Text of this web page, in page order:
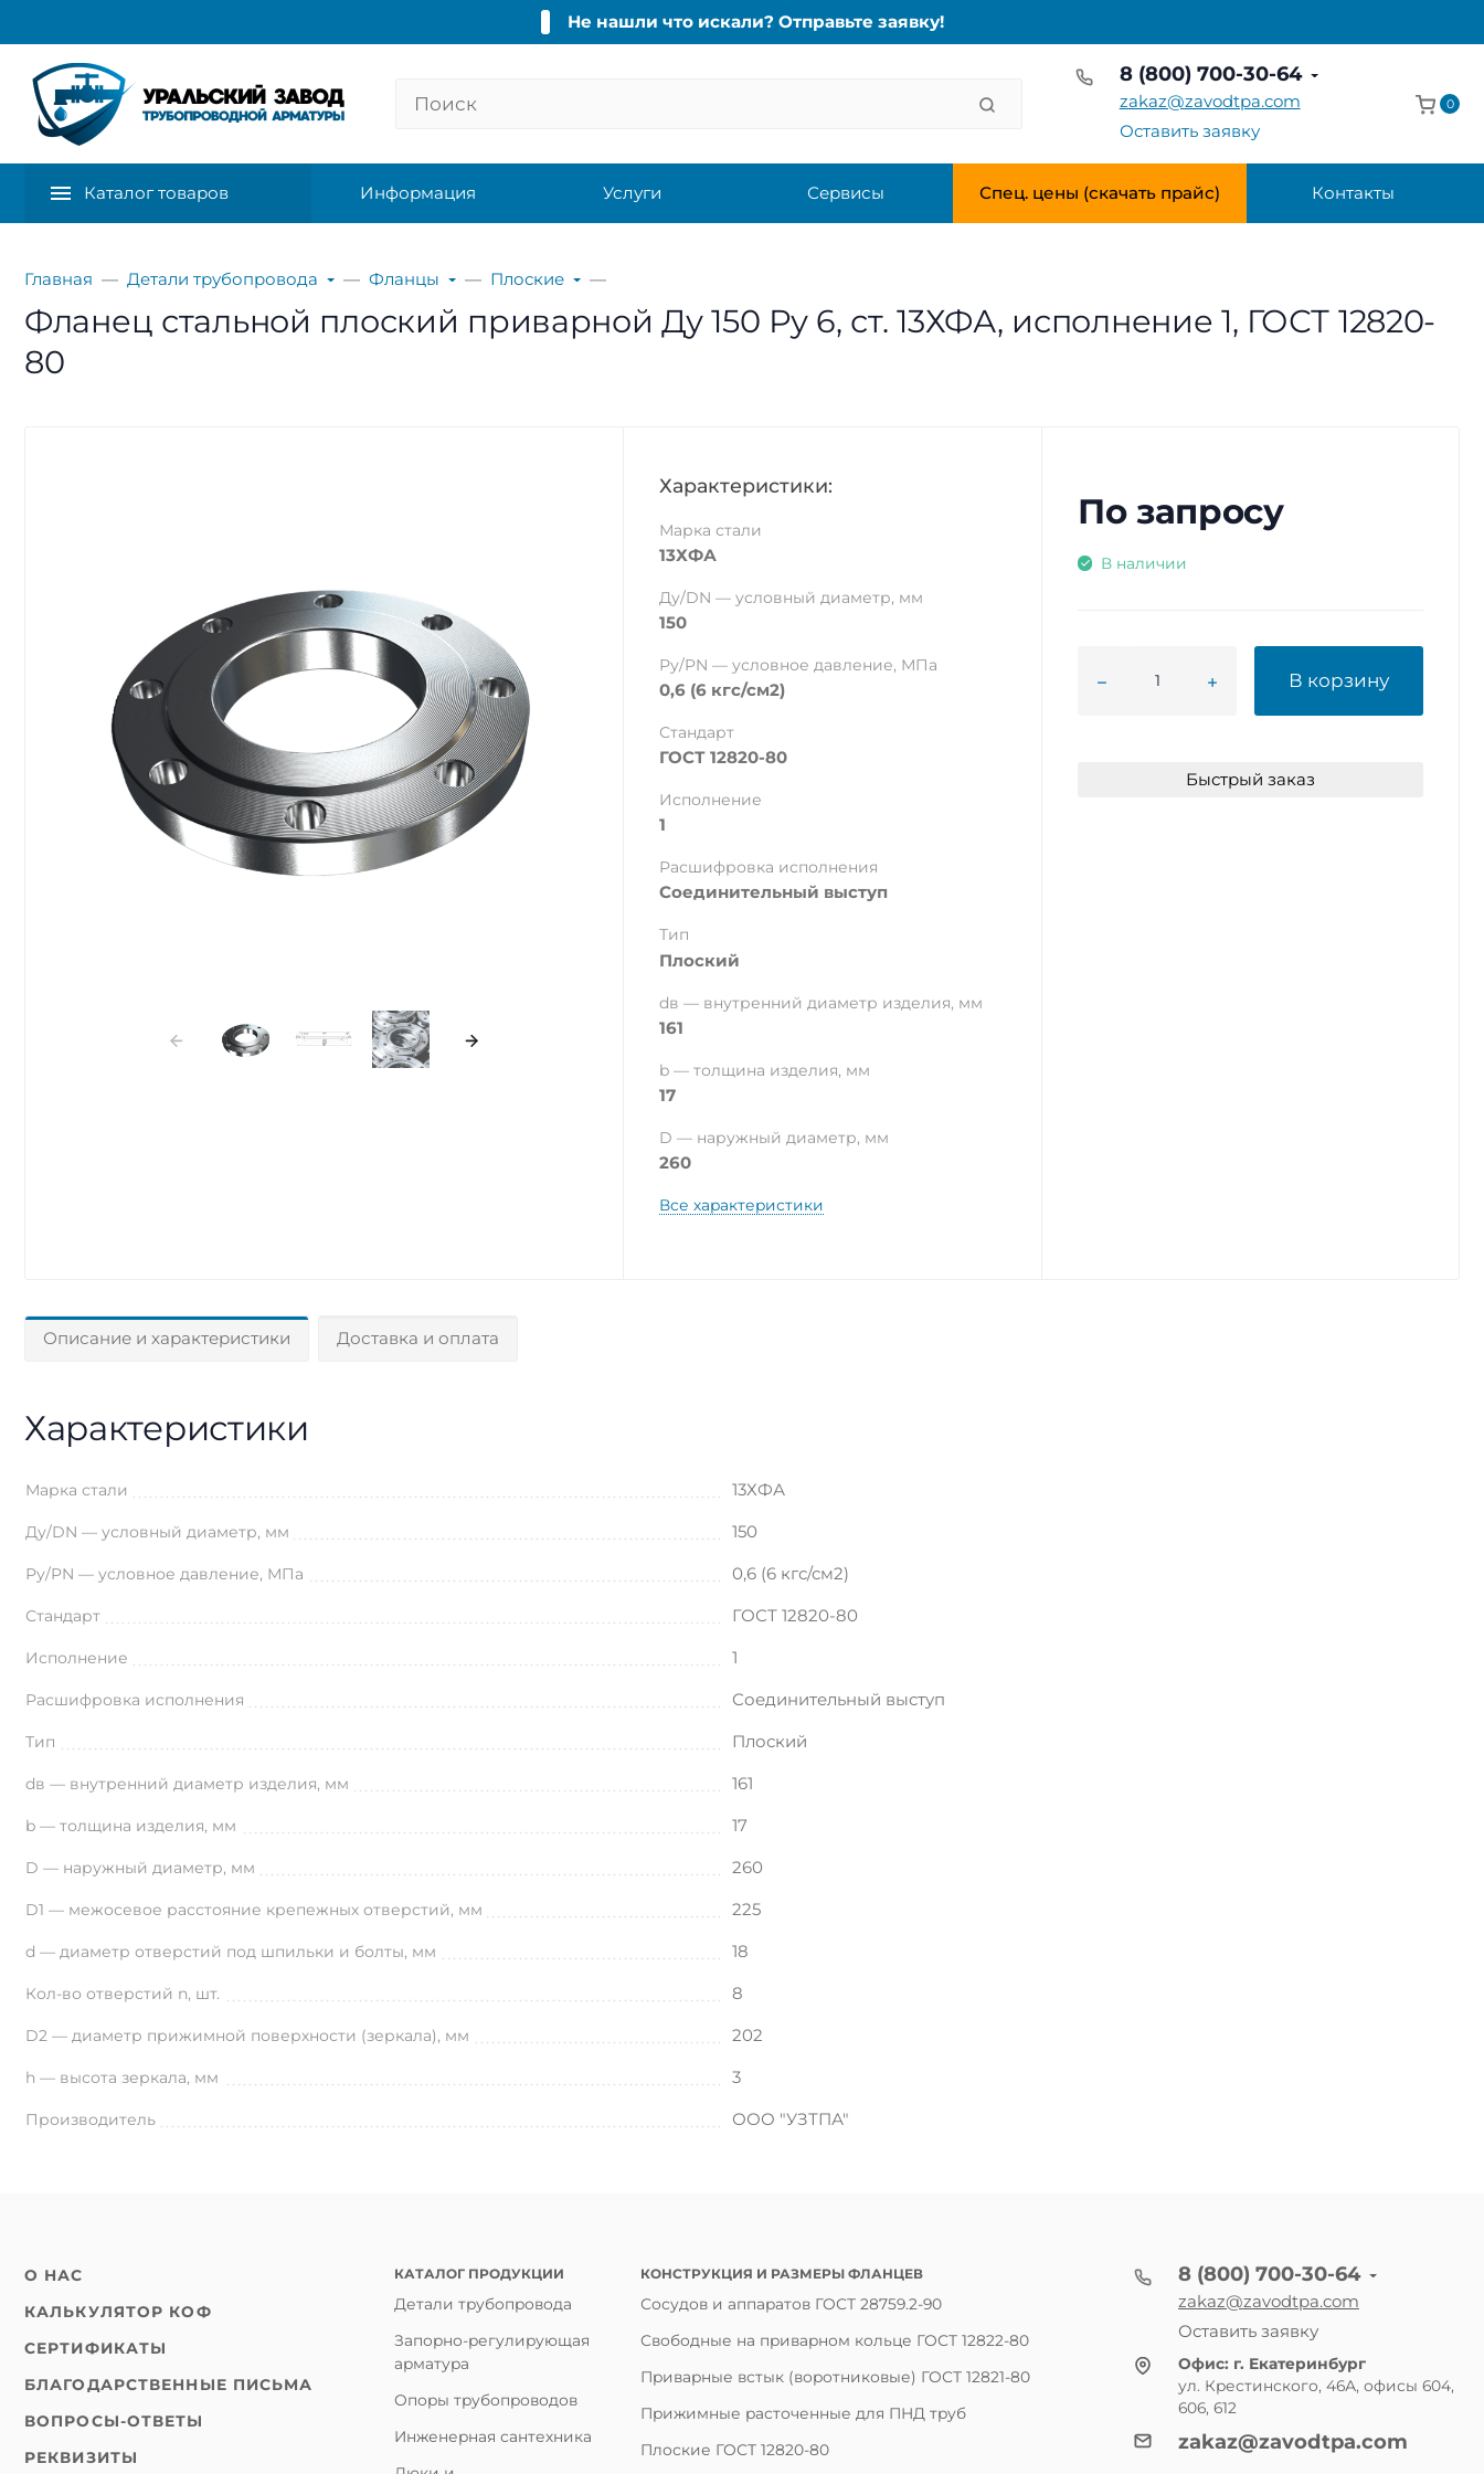
Не нашли что искали? Отправьте заявку!
8 (800) 700-30-64
zakaz@zavodtpa.com
Оставить заявку
0
Каталог товаров Информация Услуги Сервисы Спец. цены (скачать прайс) Контакты
Главная Детали трубопровода Фланцы Плоские
Фланец стальной плоский приварной Ду 150 Ру 6, ст. 13ХФА, исполнение 1, ГОСТ 12820-
80
Характеристики:
Марка стали
13ХФА
Ду/DN — условный диаметр, мм
150
Ру/PN — условное давление, МПа
0,6 (6 кгс/см2)
Стандарт
ГОСТ 12820-80
Исполнение
1
Расшифровка исполнения
Соединительный выступ
Тип
Плоский
dв — внутренний диаметр изделия, мм
161
b — толщина изделия, мм
17
D — наружный диаметр, мм
260
Все характеристики
По запросу
В наличии
В корзину
Быстрый заказ
Описание и характеристики Доставка и оплата
Характеристики
Марка стали 13ХФА
Ду/DN — условный диаметр, мм 150
Ру/PN — условное давление, МПа 0,6 (6 кгс/см2)
Стандарт ГОСТ 12820-80
Исполнение 1
Расшифровка исполнения Соединительный выступ
Тип Плоский
dв — внутренний диаметр изделия, мм 161
b — толщина изделия, мм 17
D — наружный диаметр, мм 260
D1 — межосевое расстояние крепежных отверстий, мм 225
d — диаметр отверстий под шпильки и болты, мм 18
Кол-во отверстий n, шт. 8
D2 — диаметр прижимной поверхности (зеркала), мм 202
h — высота зеркала, мм 3
Производитель ООО "УЗТПА"
О НАС
КАЛЬКУЛЯТОР КОФ
СЕРТИФИКАТЫ
БЛАГОДАРСТВЕННЫЕ ПИСЬМА
ВОПРОСЫ-ОТВЕТЫ
РЕКВИЗИТЫ
КАТАЛОГ ПРОДУКЦИИ
Детали трубопровода
Запорно-регулирующая
арматура
Опоры трубопроводов
Инженерная сантехника
КОНСТРУКЦИЯ И РАЗМЕРЫ ФЛАНЦЕВ
Сосудов и аппаратов ГОСТ 28759.2-90
Свободные на приварном кольце ГОСТ 12822-80
Приварные встык (воротниковые) ГОСТ 12821-80
Прижимные расточенные для ПНД труб
Плоские ГОСТ 12820-80
8 (800) 700-30-64
zakaz@zavodtpa.com
Оставить заявку
Офис: г. Екатеринбург
ул. Крестинского, 46А, офисы 604,
606, 612
zakaz@zavodtpa.com